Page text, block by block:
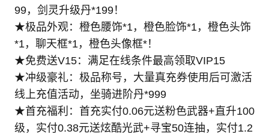
99，剑灵升级丹*199！
★极品外观：橙色腰饰*1，橙色脸饰*1，橙色头饰
*1，聊天框*1，橙色头像框*！
★免费送V15：满足在线条件最高领取VIP15
★冲级豪礼：极品称号，大量真充券使用后可激活
线上充值活动，坐骑进阶丹*999
★首充福利：首充实付0.06元送粉色武器+直升100
级，实付0.38元送炫酷光武+寻宝50连抽，实付1.2